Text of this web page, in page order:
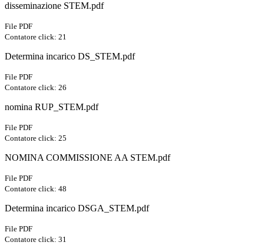
disseminazione STEM.pdf
File PDF
Contatore click: 21
Determina incarico DS_STEM.pdf
File PDF
Contatore click: 26
nomina RUP_STEM.pdf
File PDF
Contatore click: 25
NOMINA COMMISSIONE AA STEM.pdf
File PDF
Contatore click: 48
Determina incarico DSGA_STEM.pdf
File PDF
Contatore click: 31